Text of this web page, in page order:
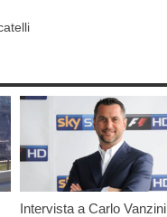
Intervista a Carlo Vanzini